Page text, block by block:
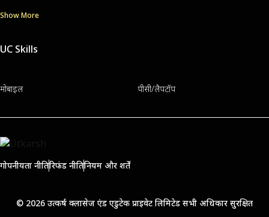
Show More
UC Skills
मोबाइल पीसी/लैपटॉप
गोपनीयता नीतिरिफंड नीतिनियम और शर्तें
© 2026 उत्कर्ष क्लासेज एंड एडुटेक प्राइवेट लिमिटेड सभी अधिकार सुरक्षित